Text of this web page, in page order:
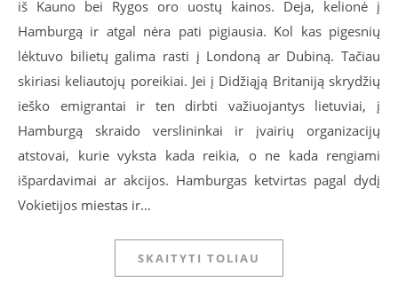
iš Kauno bei Rygos oro uostų kainos. Deja, kelionė į
Hamburgą ir atgal nėra pati pigiausia. Kol kas pigesnių
lėktuvo bilietų galima rasti į Londoną ar Dubiną. Tačiau
skiriasi keliautojų poreikiai. Jei į Didžiąją Britaniją skrydžių
ieško emigrantai ir ten dirbti važiuojantys lietuviai, į
Hamburgą skraido verslininkai ir įvairių organizacijų
atstovai, kurie vyksta kada reikia, o ne kada rengiami
išpardavimai ar akcijos. Hamburgas ketvirtas pagal dydį
Vokietijos miestas ir…
SKAITYTI TOLIAU